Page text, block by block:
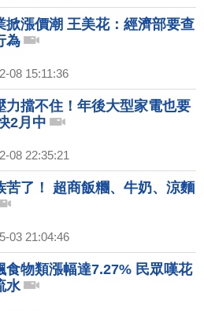
掀漲價潮 王美花：經濟部要查
為
08 15:11:36
力擋不住！年後大型家電也要
2月中
08 22:35:21
苦了！ 超商飯糰、牛奶、涼麵
03 21:04:46
食物類漲幅達7.27% 民眾嘆花
水